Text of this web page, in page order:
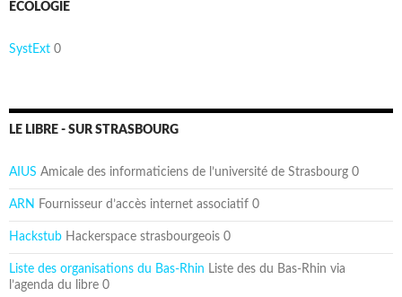
ÉCOLOGIE
SystExt 0
LE LIBRE - SUR STRASBOURG
AIUS Amicale des informaticiens de l’université de Strasbourg 0
ARN Fournisseur d’accès internet associatif 0
Hackstub Hackerspace strasbourgeois 0
Liste des organisations du Bas-Rhin Liste des du Bas-Rhin via
l’agenda du libre 0